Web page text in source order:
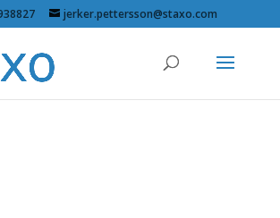
jerker.pettersson@staxo.com